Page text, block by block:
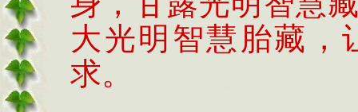
大光明智慧胎藏，
求。